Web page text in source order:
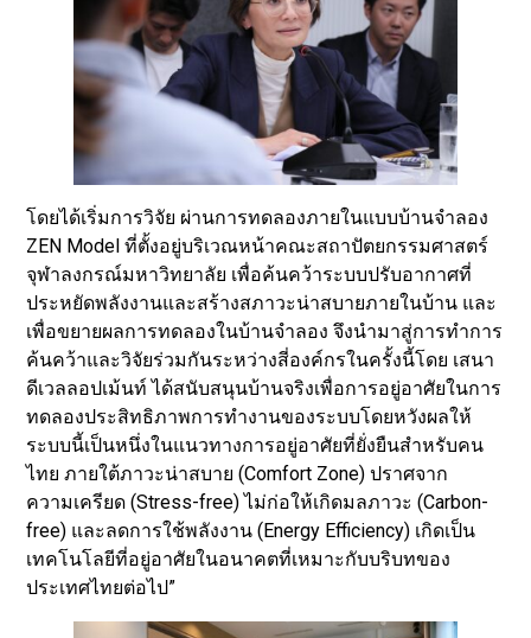
โดยได้เริ่มการวิจัย ผ่านการทดลองภายในแบบบ้านจำลอง
ZEN Model ที่ตั้งอยู่บริเวณหน้าคณะสถาปัตยกรรมศาสตร์
จุฬาลงกรณ์มหาวิทยาลัย เพื่อค้นคว้าระบบปรับอากาศที่
ประหยัดพลังงานและสร้างสภาวะน่าสบายภายในบ้าน และ
เพื่อขยายผลการทดลองในบ้านจำลอง จึงนำมาสู่การทำการ
ค้นคว้าและวิจัยร่วมกันระหว่างสี่องค์กรในครั้งนี้โดย เสนา
ดีเวลลอปเม้นท์ ได้สนับสนุนบ้านจริงเพื่อการอยู่อาศัยในการ
ทดลองประสิทธิภาพการทำงานของระบบโดยหวังผลให้
ระบบนี้เป็นหนึ่งในแนวทางการอยู่อาศัยที่ยั่งยืนสำหรับคน
ไทย ภายใต้ภาวะน่าสบาย (Comfort Zone) ปราศจาก
ความเครียด (Stress-free) ไม่ก่อให้เกิดมลภาวะ (Carbon-
free) และลดการใช้พลังงาน (Energy Efficiency) เกิดเป็น
เทคโนโลยีที่อยู่อาศัยในอนาคตที่เหมาะกับบริบทของ
ประเทศไทยต่อไป”